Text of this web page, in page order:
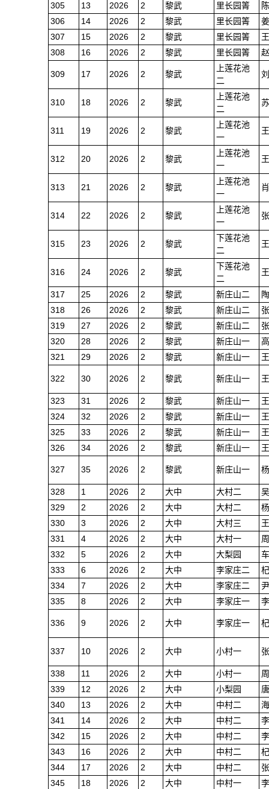
305 13 2026 2 黎武 里长园箐
306
14 2026 2 黎武 里长园箐
307
15 2026 2 黎武 里长园箐
308
16 2026 2 黎武 里长园箐
309 17 2026 2 黎武
上莲花池
二
310 18 2026 2 黎武
上莲花池
二
311 19 2026 2 黎武
上莲花池
一
312 20 2026 2 黎武
上莲花池
一
313 21 2026 2 黎武
上莲花池
一
314 22 2026 2 黎武
上莲花池
一
315 23 2026 2 黎武
下莲花池
二
316 24 2026 2 黎武
下莲花池
二
317 25 2026 2 黎武 新庄山二
318
26 2026 2 黎武 新庄山二
319
27 2026 2 黎武 新庄山二
320
28 2026 2 黎武 新庄山一
321
29 2026 2 黎武 新庄山一
322 30 2026 2 黎武 新庄山一
323 31 2026 2 黎武 新庄山一
324
32 2026 2 黎武 新庄山一
325
33 2026 2 黎武 新庄山一
326
34 2026 2 黎武 新庄山一
327 35 2026 2 黎武 新庄山一
328 1 2026 2 大中 大村二
329
2 2026 2 大中 大村二
330
3 2026 2 大中 大村三
331
4 2026 2 大中 大村一
332
5 2026 2 大中 大梨园
333
6 2026 2 大中 李家庄二
334
7 2026 2 大中 李家庄二
335
8 2026 2 大中 李家庄一
336 9 2026 2 大中 李家庄一
337 10 2026 2 大中 小村一
338 11 2026 2 大中 小村一
339
12 2026 2 大中 小梨园
340
13 2026 2 大中 中村二
341
14 2026 2 大中 中村二
342
15 2026 2 大中 中村二
343
16 2026 2 大中 中村二
344
17 2026 2 大中 中村二
345
18 2026 2 大中 中村一